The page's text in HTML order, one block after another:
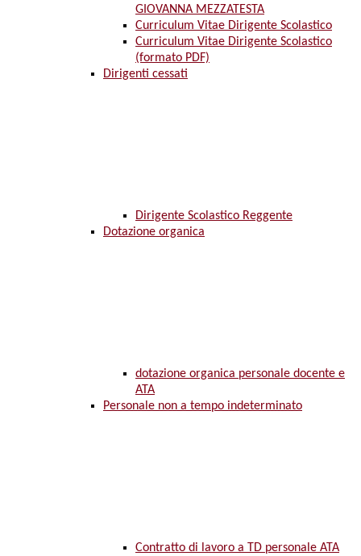
GIOVANNA MEZZATESTA
Curriculum Vitae Dirigente Scolastico
Curriculum Vitae Dirigente Scolastico
(formato PDF)
Dirigenti cessati
Dirigente Scolastico Reggente
Dotazione organica
dotazione organica personale docente e
ATA
Personale non a tempo indeterminato
Contratto di lavoro a TD personale ATA